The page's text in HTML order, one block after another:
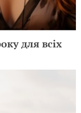
для всіх